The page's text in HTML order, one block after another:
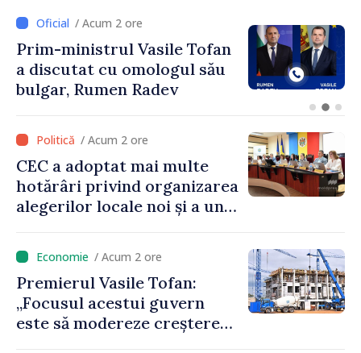
/ Acum 2 ore
Moldovenii cheltuie anual 10
miliarde de lei pe jocurile de
noroc. Statul introduce o
peste 500 de milioane de lei
la buget / Acum 2 ore
CEC a adoptat mai multe
hotărâri privind organizarea
alegerilor locale noi și a unui
Delacău, raionul Anenii Noi
/ Acum 2 ore
Premierul Vasile Tofan:
„Focusul acestui guvern
este să modereze creșterea